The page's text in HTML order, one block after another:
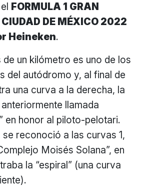
FORMULA 1 GRAN
CIUDAD DE MÉXICO 2022
Heineken.
un kilómetro es uno de los
del autódromo y, al final de
una curva a la derecha, la
llamada
en honor al piloto-pelotari.
reconoció a las curvas 1,
Moisés Solana”, en
la “espiral” (una curva